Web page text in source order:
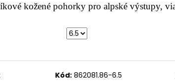
kožené pohorky pro alpské výstupy,
Kód: 862081.86-6.5